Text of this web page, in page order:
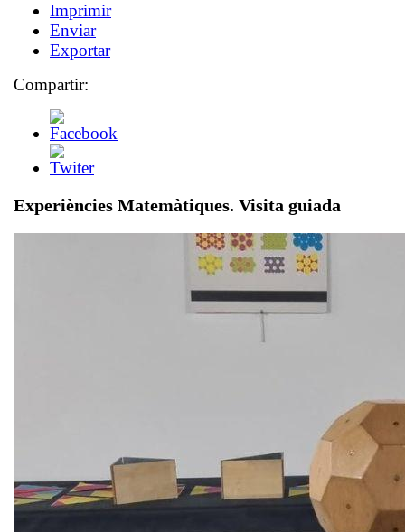
Imprimir
Enviar
Exportar
Compartir:
Experiències Matemàtiques. Visita guiada